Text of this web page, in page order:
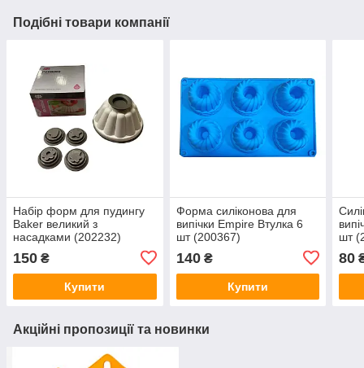
Подібні товари компанії
Набір форм для пудингу
Baker великий з
насадками (202232)
150 ₴
Купити
Форма силіконова для
випічки Empire Втулка 6
шт (200367)
140₴
Купити
шт
80
Акційні пропозиції та новинки